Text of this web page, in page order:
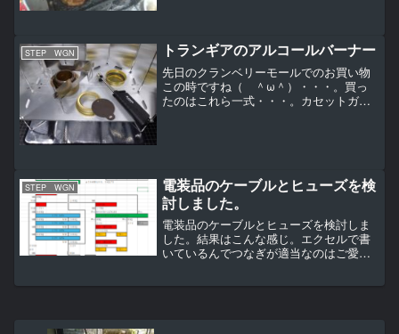
月休みは本を読んだりたこ焼き焼いた...
STEP WGN トランギアのアルコールバーナー
先日のクランベリーモールでのお買い物
この時ですね（ ＾ω＾）・・・。買っ
たのはこれら一式・・・。カセットガス
STEP WGN
電装品のケーブルとヒューズを検
討しました。
電装品のケーブルとヒューズを検討しま
した。結果はこんな感じ。エクセルで書
いているんでつなぎが適当なのはご愛